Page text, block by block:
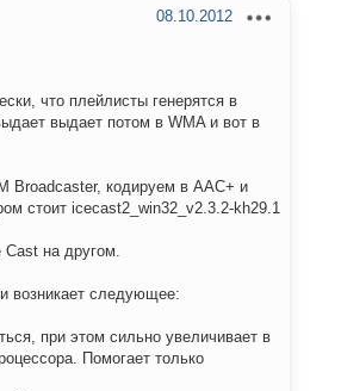
08.10.2012
что плейлисты генерятся в
выдает потом в WMA и вот в
Broadcaster, кодируем в ААС+ и
стоит icecast2_win32_v2.3.2-kh29.1
на другом.
возникает следующее:
при этом сильно увеличивает в
Помогает только